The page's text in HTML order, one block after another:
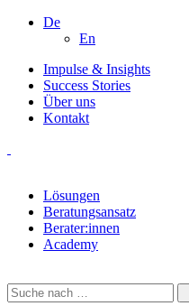
De
En
Impulse & Insights
Success Stories
Über uns
Kontakt
Lösungen
Beratungsansatz
Berater:innen
Academy